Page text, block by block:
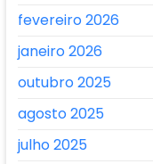
fevereiro 2026
janeiro 2026
outubro 2025
agosto 2025
julho 2025